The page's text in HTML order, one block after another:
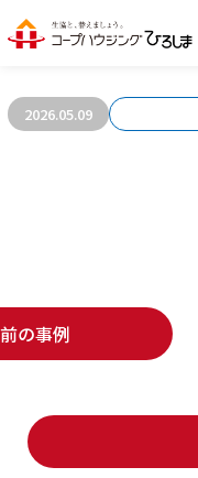
お客さまの声758
2026.05.09
前の事例